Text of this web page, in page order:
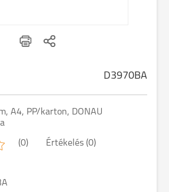
D3970BA
A4, PP/karton, DONAU
(0) Értékelés (0)